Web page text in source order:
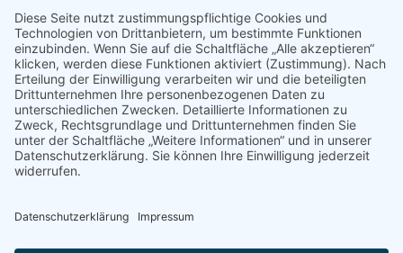
Klassenfahrten / Exkursionen
Profilklassen 5/6
Formulare & Downloads
Nelson-Wegweiser
WebUntis / Sdui
Grünes Klassenzimmer
Kreativklasse
Sportklasse
Profilklassen 7-10